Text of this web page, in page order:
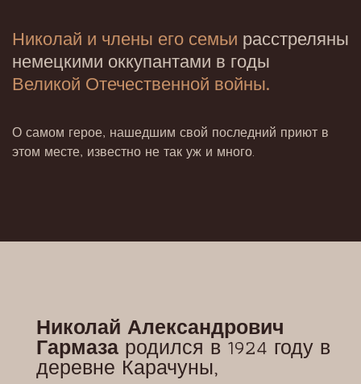
Николай и члены его семьи расстреляны
немецкими оккупантами в годы
Великой Отечественной войны.
О самом герое, нашедшим свой последний приют в
этом месте, известно не так уж и много.
Николай Александрович
Гармаза родился в 1924 году в
деревне Карачуны,